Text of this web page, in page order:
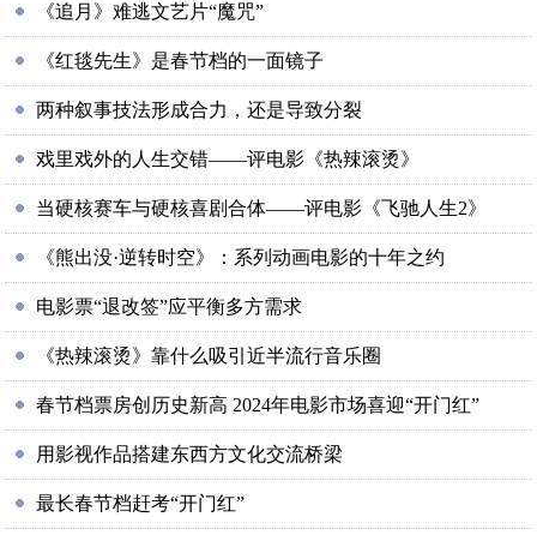
《追月》难逃文艺片“魔咒”
《红毯先生》是春节档的一面镜子
两种叙事技法形成合力，还是导致分裂
戏里戏外的人生交错——评电影《热辣滚烫》
当硬核赛车与硬核喜剧合体——评电影《飞驰人生2》
《熊出没·逆转时空》：系列动画电影的十年之约
电影票“退改签”应平衡多方需求
《热辣滚烫》靠什么吸引近半流行音乐圈
春节档票房创历史新高 2024年电影市场喜迎“开门红”
用影视作品搭建东西方文化交流桥梁
最长春节档赶考“开门红”